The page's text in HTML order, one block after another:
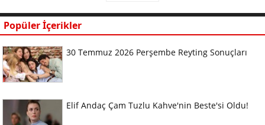
Popüler İçerikler
30 Temmuz 2026 Perşembe Reyting Sonuçları
Elif Andaç Çam Tuzlu Kahve'nin Beste'si Oldu!